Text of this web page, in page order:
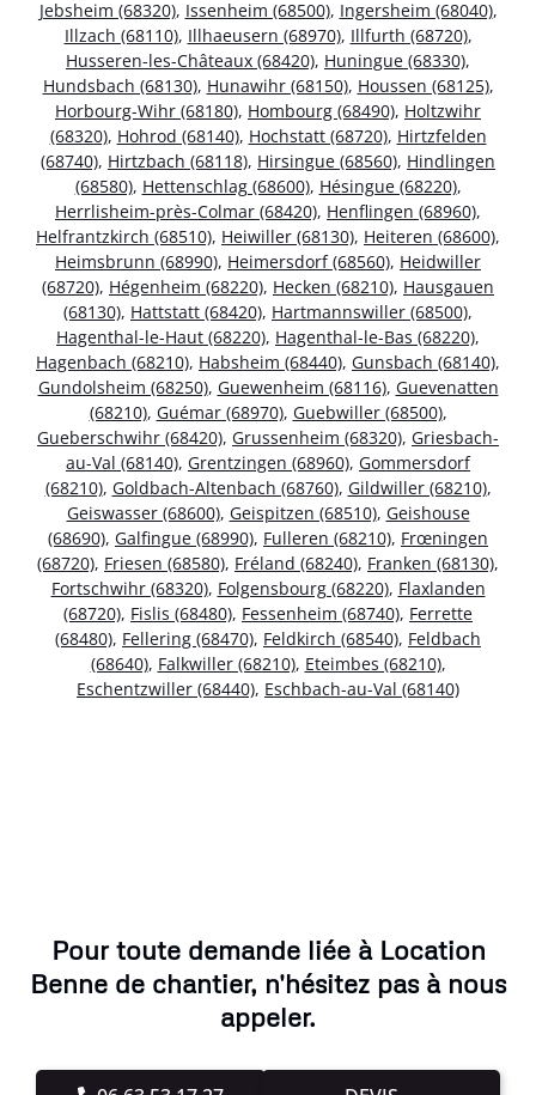
Jebsheim (68320), Issenheim (68500), Ingersheim (68040),
Illzach (68110), Illhaeusern (68970), Illfurth (68720),
Husseren-les-Châteaux (68420), Huningue (68330),
Hundsbach (68130), Hunawihr (68150), Houssen (68125),
Horbourg-Wihr (68180), Hombourg (68490), Holtzwihr
(68320), Hohrod (68140), Hochstatt (68720), Hirtzfelden
(68740), Hirtzbach (68118), Hirsingue (68560), Hindlingen
(68580), Hettenschlag (68600), Hésingue (68220),
Herrlisheim-près-Colmar (68420), Henflingen (68960),
Helfrantzkirch (68510), Heiwiller (68130), Heiteren (68600),
Heimsbrunn (68990), Heimersdorf (68560), Heidwiller
(68720), Hégenheim (68220), Hecken (68210), Hausgauen
(68130), Hattstatt (68420), Hartmannswiller (68500),
Hagenthal-le-Haut (68220), Hagenthal-le-Bas (68220),
Hagenbach (68210), Habsheim (68440), Gunsbach (68140),
Gundolsheim (68250), Guewenheim (68116), Guevenatten
(68210), Guémar (68970), Guebwiller (68500),
Gueberschwihr (68420), Grussenheim (68320), Griesbach-
au-Val (68140), Grentzingen (68960), Gommersdorf
(68210), Goldbach-Altenbach (68760), Gildwiller (68210),
Geiswasser (68600), Geispitzen (68510), Geishouse
(68690), Galfingue (68990), Fulleren (68210), Frœningen
(68720), Friesen (68580), Fréland (68240), Franken (68130),
Fortschwihr (68320), Folgensbourg (68220), Flaxlanden
(68720), Fislis (68480), Fessenheim (68740), Ferrette
(68480), Fellering (68470), Feldkirch (68540), Feldbach
(68640), Falkwiller (68210), Eteimbes (68210),
Eschentzwiller (68440), Eschbach-au-Val (68140)
Pour toute demande liée à Location
Benne de chantier, n'hésitez pas à nous
appeler.